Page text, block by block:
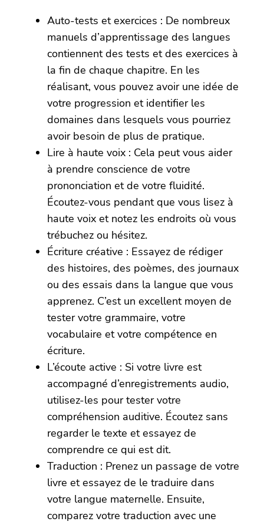
Auto-tests et exercices : De nombreux
manuels d’apprentissage des langues
contiennent des tests et des exercices à
la fin de chaque chapitre. En les
réalisant, vous pouvez avoir une idée de
votre progression et identifier les
domaines dans lesquels vous pourriez
avoir besoin de plus de pratique.
Lire à haute voix : Cela peut vous aider
à prendre conscience de votre
prononciation et de votre fluidité.
Écoutez-vous pendant que vous lisez à
haute voix et notez les endroits où vous
trébuchez ou hésitez.
Écriture créative : Essayez de rédiger
des histoires, des poèmes, des journaux
ou des essais dans la langue que vous
apprenez. C’est un excellent moyen de
tester votre grammaire, votre
vocabulaire et votre compétence en
écriture.
L’écoute active : Si votre livre est
accompagné d’enregistrements audio,
utilisez-les pour tester votre
compréhension auditive. Écoutez sans
regarder le texte et essayez de
comprendre ce qui est dit.
Traduction : Prenez un passage de votre
livre et essayez de le traduire dans
votre langue maternelle. Ensuite,
comparez votre traduction avec une